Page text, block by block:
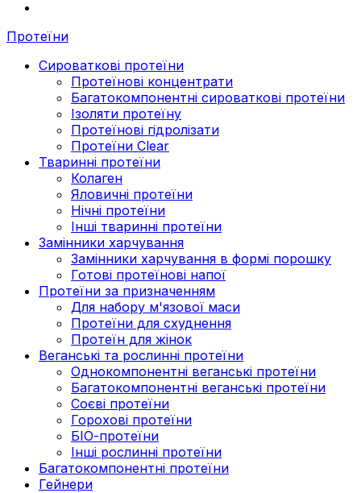
Протеїни
Сироваткові протеїни
Протеїнові концентрати
Багатокомпонентні сироваткові протеїни
Ізоляти протеїну
Протеїнові гідролізати
Протеїни Clear
Тваринні протеїни
Колаген
Яловичні протеїни
Нічні протеїни
Інші тваринні протеїни
Замінники харчування
Замінники харчування в формі порошку
Готові протеїнові напої
Протеїни за призначенням
Для набору м'язової маси
Протеїни для схуднення
Протеїн для жінок
Веганські та рослинні протеїни
Однокомпонентні веганські протеїни
Багатокомпонентні веганські протеїни
Cоєві протеїни
Горохові протеїни
БІО-протеїни
Інші рослинні протеїни
Багатокомпонентні протеїни
Гейнери